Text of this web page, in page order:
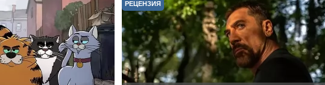
РЕЦЕНЗИЯ